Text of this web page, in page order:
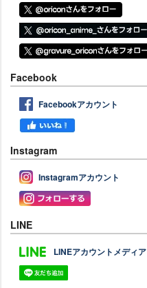
Facebook
Facebookアカウント
Instagram
Instagramアカウント
LINE
LINEアカウントメディア